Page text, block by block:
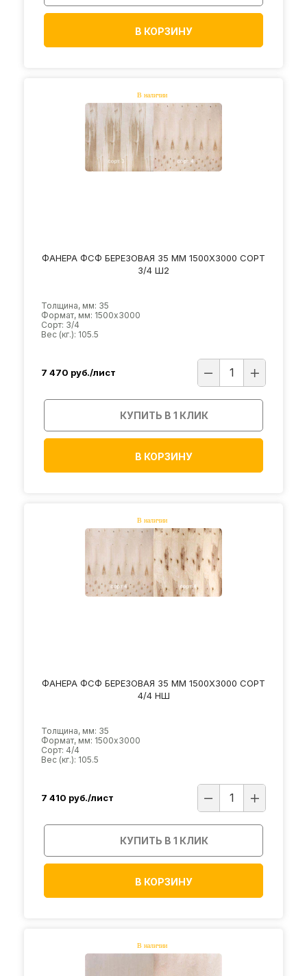
В КОРЗИНУ
ФАНЕРА ФСФ БЕРЕЗОВАЯ 35 ММ 1500Х3000 СОРТ
3/4 Ш2
Толщина, мм: 35
Формат, мм: 1500х3000
Сорт: 3/4
Вес (кг.): 105.5
7 470 руб./лист
КУПИТЬ В 1 КЛИК
В КОРЗИНУ
ФАНЕРА ФСФ БЕРЕЗОВАЯ 35 ММ 1500Х3000 СОРТ
4/4 НШ
Толщина, мм: 35
Формат, мм: 1500х3000
Сорт: 4/4
Вес (кг.): 105.5
7 410 руб./лист
КУПИТЬ В 1 КЛИК
В КОРЗИНУ